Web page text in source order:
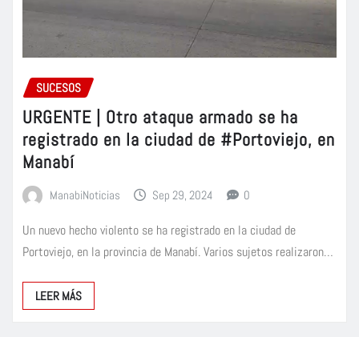
SUCESOS
URGENTE | Otro ataque armado se ha
registrado en la ciudad de #Portoviejo, en
Manabí
ManabiNoticias Sep 29, 2024 0
Un nuevo hecho violento se ha registrado en la ciudad de
Portoviejo, en la provincia de Manabí. Varios sujetos realizaron…
LEER MÁS